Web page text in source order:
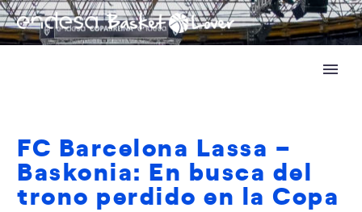
FC Barcelona Lassa –
Baskonia: En busca del
trono perdido en la Copa